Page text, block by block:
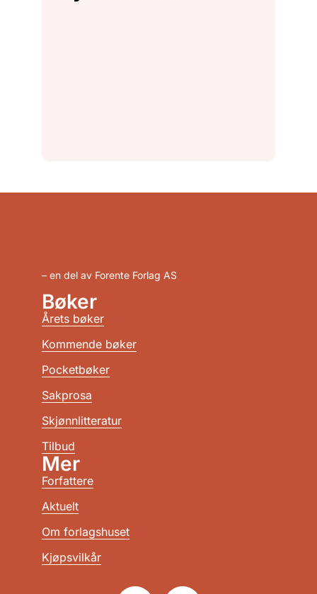
– en del av Forente Forlag AS
Bøker
Årets bøker
Kommende bøker
Pocketbøker
Sakprosa
Skjønnlitteratur
Tilbud
Mer
Forfattere
Aktuelt
Om forlagshuset
Kjøpsvilkår